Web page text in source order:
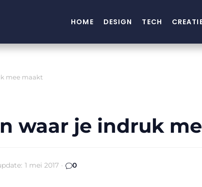
HOME DESIGN TECH
mee maakt
waar je indruk
1 mei 2017 · 0